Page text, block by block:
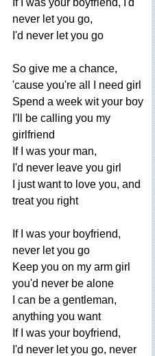
never let you go,
I'd never let you go
So give me a chance,
'cause you're all need girl
Spend a week wit your boy
I'll
be calling you my
girlfriend
If
was your man,
I'd never leave you girl
just want to love you, and
treat you right
If was your boyfriend,
never let you go
Keep you on my arm girl
you'd never be alone
can be a gentleman,
anything you want
If
was your boyfriend,
I'd never let you go, never